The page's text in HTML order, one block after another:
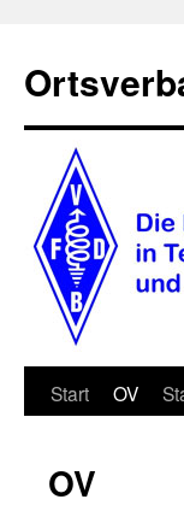
springen
Start OV
OV